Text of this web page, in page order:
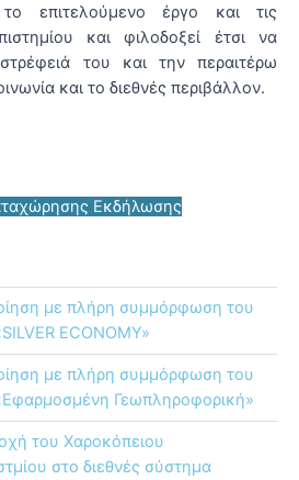
επιτελούμενο έργο και τις
και φιλοδοξεί έτσι να
του και την περαιτέρω
και το διεθνές περιβάλλον.
Εκδήλωσης
με πλήρη συμμόρφωση του
ECONOMY»
με πλήρη συμμόρφωση του
Γεωπληροφορική»
του Χαροκόπειου
στο διεθνές σύστημα